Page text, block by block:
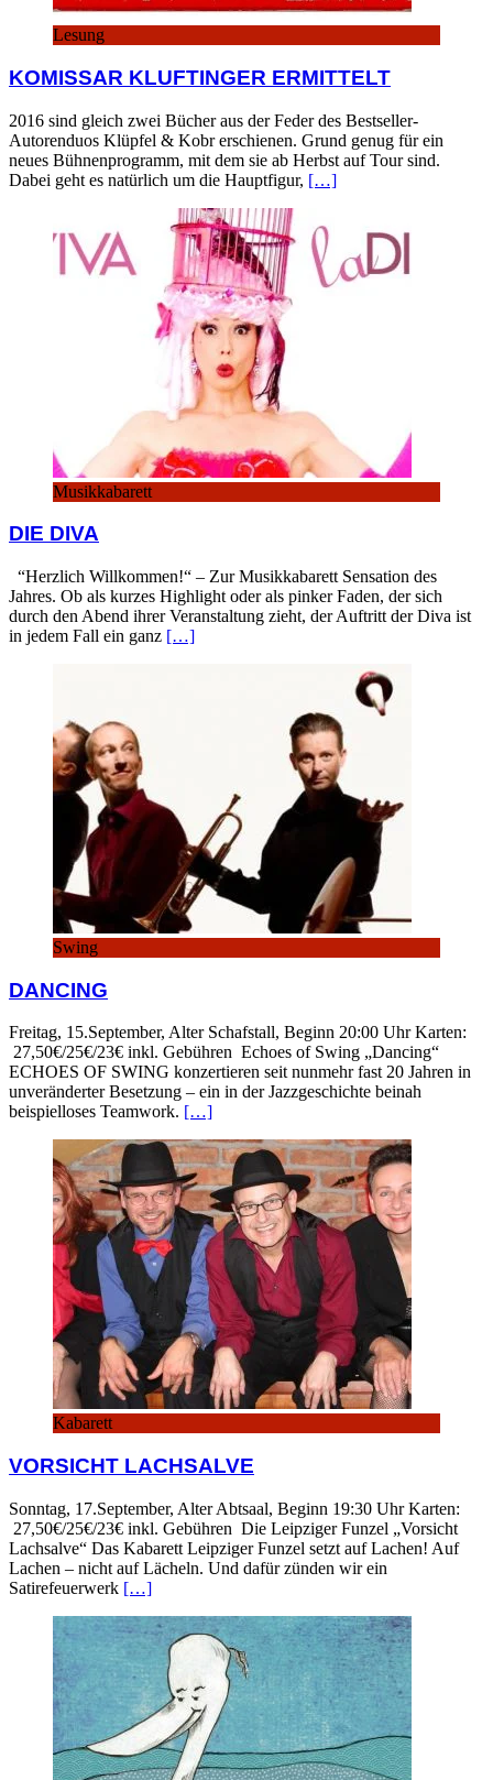
Lesung
KOMISSAR KLUFTINGER ERMITTELT
2016 sind gleich zwei Bücher aus der Feder des Bestseller-
Autorenduos Klüpfel & Kobr erschienen. Grund genug für ein
neues Bühnenprogramm, mit dem sie ab Herbst auf Tour sind.
Dabei geht es natürlich um die Hauptfigur, […]
Musikkabarett
DIE DIVA
“Herzlich Willkommen!“ – Zur Musikkabarett Sensation des
Jahres. Ob als kurzes Highlight oder als pinker Faden, der sich
durch den Abend ihrer Veranstaltung zieht, der Auftritt der Diva ist
in jedem Fall ein ganz […]
Swing
DANCING
Freitag, 15.September, Alter Schafstall, Beginn 20:00 Uhr Karten:
27,50€/25€/23€ inkl. Gebühren Echoes of Swing „Dancing“
ECHOES OF SWING konzertieren seit nunmehr fast 20 Jahren in
unveränderter Besetzung – ein in der Jazzgeschichte beinah
beispielloses Teamwork. […]
Kabarett
VORSICHT LACHSALVE
Sonntag, 17.September, Alter Abtsaal, Beginn 19:30 Uhr Karten:
27,50€/25€/23€ inkl. Gebühren Die Leipziger Funzel „Vorsicht
Lachsalve“ Das Kabarett Leipziger Funzel setzt auf Lachen! Auf
Lachen – nicht auf Lächeln. Und dafür zünden wir ein
Satirefeuerwerk […]